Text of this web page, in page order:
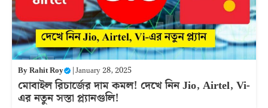
ByRahit Roy |January 28, 2025
মোবাইল রিচার্জের দাম কমল! দেখে নিন Jio, Airtel, Vi-
এর নতুন সস্তা প্ল্যানগুলি!